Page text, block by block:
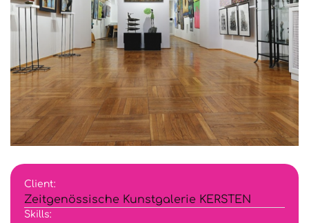
Client:
Zeitgenössische Kunstgalerie KERSTEN
Skills: